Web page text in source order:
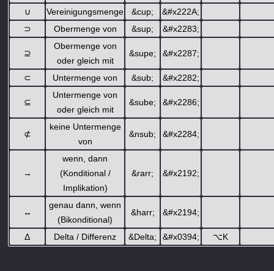
∪
Vereinigungsmenge &cup;
&#x222A;
⊃
Obermenge von &sup; &#x2283;
⊇
Obermenge von
oder gleich mit
&supe; &#x2287;
⊂ Untermenge von &sub; &#x2282;
⊆
Untermenge von
oder gleich mit
&sube; &#x2286;
⊄
keine Untermenge
von
&nsub; &#x2284;
→
wenn, dann
(Konditional /
Implikation)
&rarr; &#x2192;
↔
genau dann, wenn
(Bikonditional)
&harr; &#x2194;
Δ Delta / Differenz &Delta; &#x0394; ⌥K